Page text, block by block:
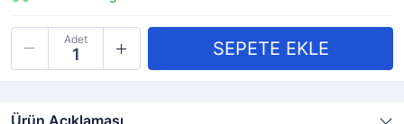
Adet
Ürün Açıklaması